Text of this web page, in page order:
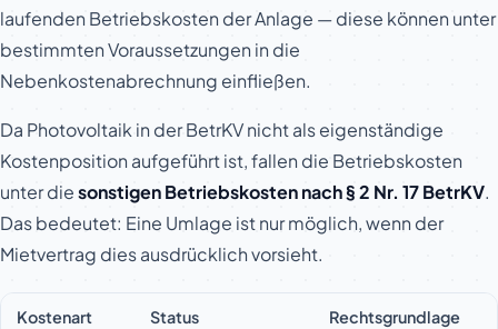
laufenden Betriebskosten der Anlage — diese können unter
bestimmten Voraussetzungen in die
Nebenkostenabrechnung einfließen.
Da Photovoltaik in der BetrKV nicht als eigenständige
Kostenposition aufgeführt ist, fallen die Betriebskosten
unter diesonstigen Betriebskosten nach § 2 Nr. 17 BetrKV.
Das bedeutet: Eine Umlage ist nur möglich, wenn der
Mietvertrag dies ausdrücklich vorsieht.
Kostenart Status Rechtsgrundlage